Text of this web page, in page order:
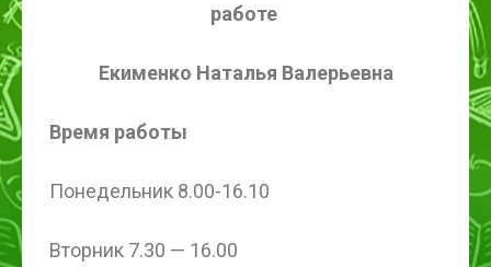
работе
Екименко Наталья Валерьевна
Время работы
Понедельник 8.00-16.10
Вторник 7.30 — 16.00